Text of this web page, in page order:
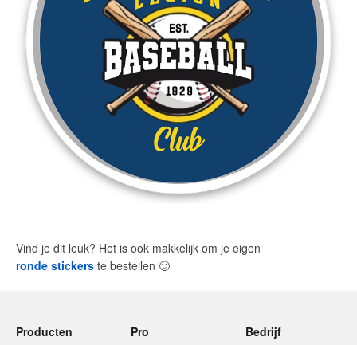
Vind je dit leuk? Het is ook makkelijk om je eigen
ronde stickers te bestellen 🙂
Producten
Pro
Bedrijf